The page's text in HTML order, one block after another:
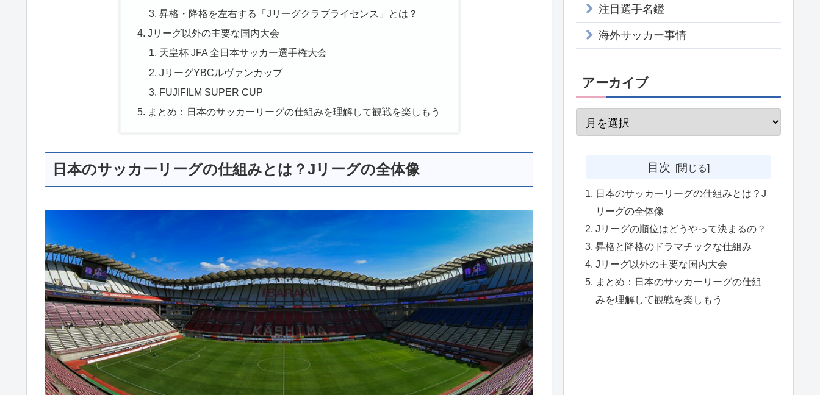
昇格・降格を左右する「Jリーグクラブライセンス」とは？
Jリーグ以外の主要な国内大会
天皇杯 JFA 全日本サッカー選手権大会
JリーグYBCルヴァンカップ
FUJIFILM SUPER CUP
まとめ：日本のサッカーリーグの仕組みを理解して観戦を楽しもう
日本のサッカーリーグの仕組みとは？Jリーグの全体像
注目選手名鑑
海外サッカー事情
アーカイブ
目次
日本のサッカーリーグの仕組みとは？J
リーグの全体像
Jリーグの順位はどうやって決まるの？
昇格と降格のドラマチックな仕組み
Jリーグ以外の主要な国内大会
まとめ：日本のサッカーリーグの仕組
みを理解して観戦を楽しもう